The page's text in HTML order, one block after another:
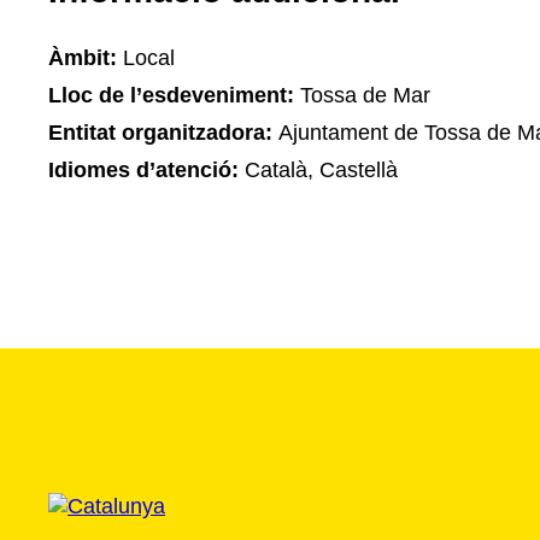
Àmbit: Local
Lloc de l’esdeveniment: Tossa de Mar
Entitat organitzadora: Ajuntament de Tossa de
Idiomes d’atenció: Català, Castellà